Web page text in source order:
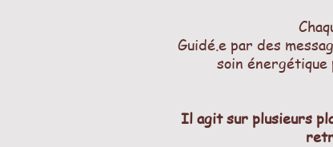
Guidé.e par des
soin
Il agit sur plusieurs